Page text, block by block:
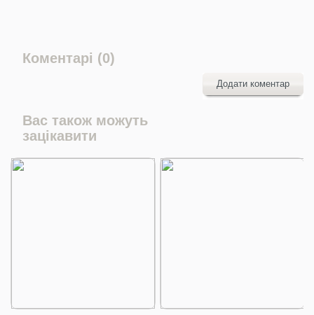
Коментарі (0)
Додати коментар
Вас також можуть
зацікавити